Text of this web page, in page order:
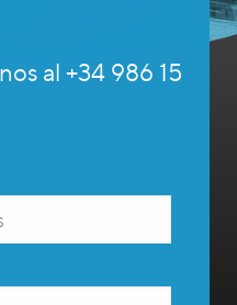
al +34 986 15